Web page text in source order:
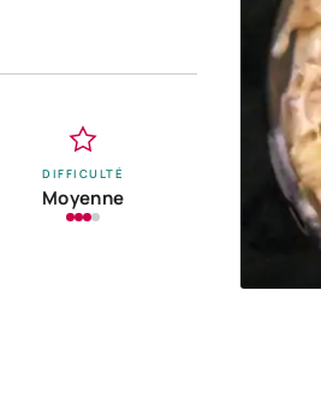
DIFFICULTÉ
Moyenne